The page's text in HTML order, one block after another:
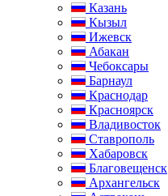
Казань
Кызыл
Ижевск
Абакан
Чебоксары
Барнаул
Краснодар
Красноярск
Владивосток
Ставрополь
Хабаровск
Благовещенск
Архангельск